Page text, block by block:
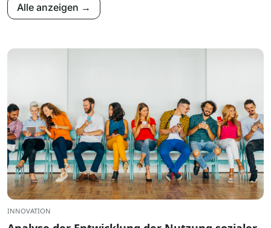
Alle anzeigen →
INNOVATION